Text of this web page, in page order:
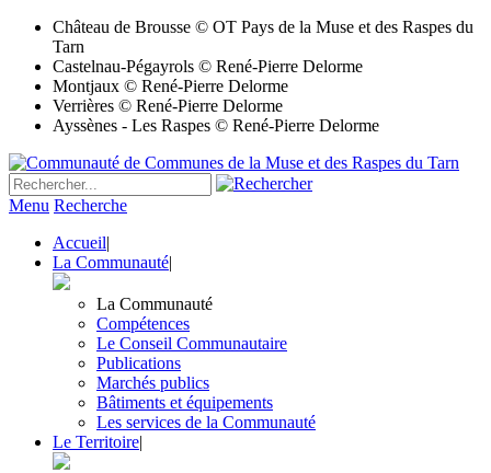
Château de Brousse © OT Pays de la Muse et des Raspes du
Tarn
Castelnau-Pégayrols © René-Pierre Delorme
Montjaux © René-Pierre Delorme
Verrières © René-Pierre Delorme
Ayssènes - Les Raspes © René-Pierre Delorme
Menu Recherche
Accueil|
La Communauté|
La Communauté
Compétences
Le Conseil Communautaire
Publications
Marchés publics
Bâtiments et équipements
Les services de la Communauté
Le Territoire|